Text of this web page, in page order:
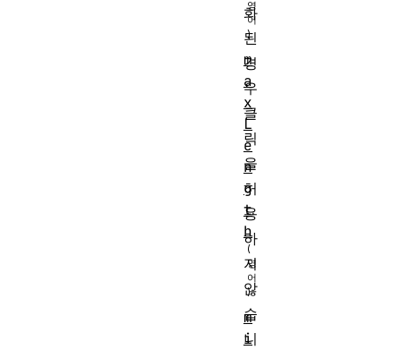
화
된
경
우
클
릭
을
허
용
하
지
않
습
니
m
a
x
L
e
n
g
t
h
m
i